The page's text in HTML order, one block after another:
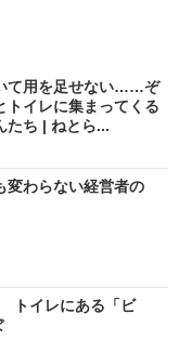
て用を足せない……ぞ
トイレに集まってくる
たち | ねとら...
変わらない経営者の
トイレにある「ビ